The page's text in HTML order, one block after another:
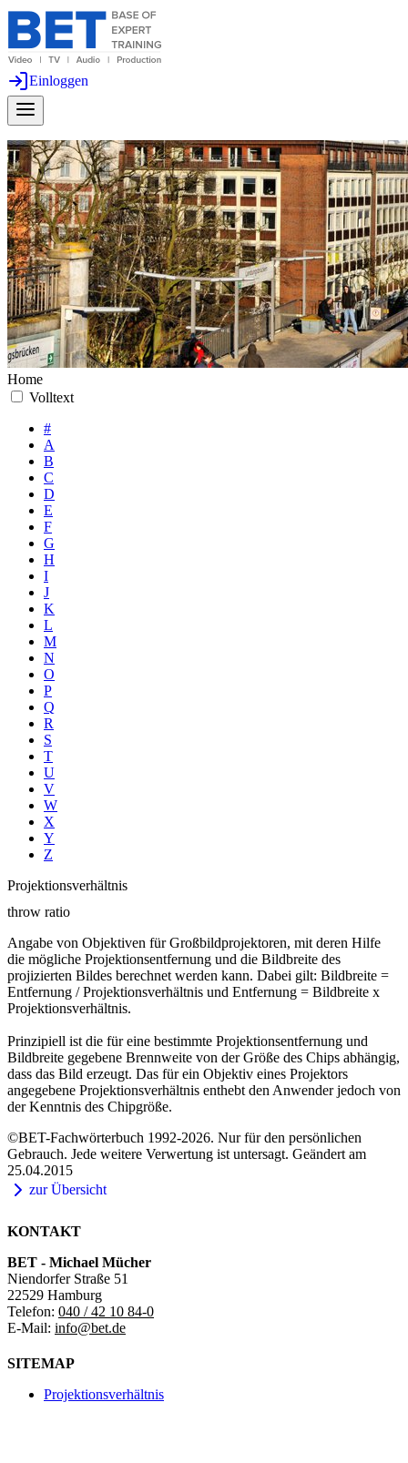
Einloggen
Home
Volltext
#
A
B
C
D
E
F
G
H
I
J
K
L
M
N
O
P
Q
R
S
T
U
V
W
X
Y
Z
Projektionsverhältnis
throw ratio
Angabe von Objektiven für Großbildprojektoren, mit deren Hilfe
die mögliche Projektionsentfernung und die Bildbreite des
projizierten Bildes berechnet werden kann. Dabei gilt: Bildbreite =
Entfernung / Projektionsverhältnis und Entfernung = Bildbreite x
Projektionsverhältnis.
Prinzipiell ist die für eine bestimmte Projektionsentfernung und
Bildbreite gegebene Brennweite von der Größe des Chips abhängig,
dass das Bild erzeugt. Das für ein Objektiv eines Projektors
angegebene Projektionsverhältnis enthebt den Anwender jedoch von
der Kenntnis des Chipgröße.
©BET-Fachwörterbuch 1992-2026. Nur für den persönlichen
Gebrauch. Jede weitere Verwertung ist untersagt. Geändert am
25.04.2015
zur Übersicht
KONTAKT
BET - Michael Mücher
Niendorfer Straße 51
22529 Hamburg
Telefon: 040 / 42 10 84-0
E-Mail: info@bet.de
SITEMAP
Projektionsverhältnis